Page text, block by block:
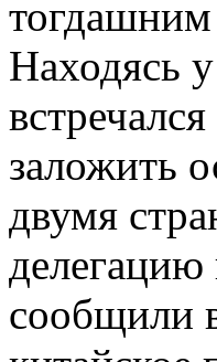
Находясь
заложить
двумя
сообщили